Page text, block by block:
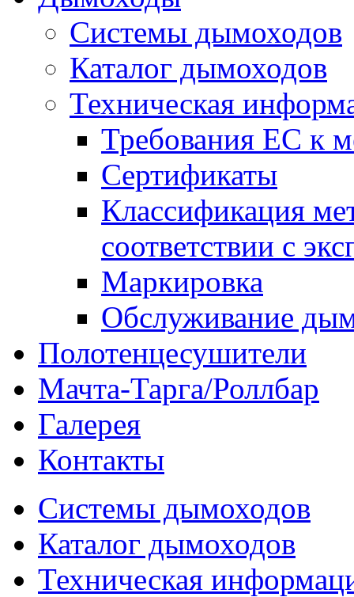
Системы дымоходов
Каталог дымоходов
Техническая
Требования ЕС к
Сертификаты
Классификация
соответствии с
Маркировка
Обслуживание
Полотенцесушители
Мачта-Тарга/Роллбар
Галерея
Контакты
Системы дымоходов
Каталог дымоходов
Техническая